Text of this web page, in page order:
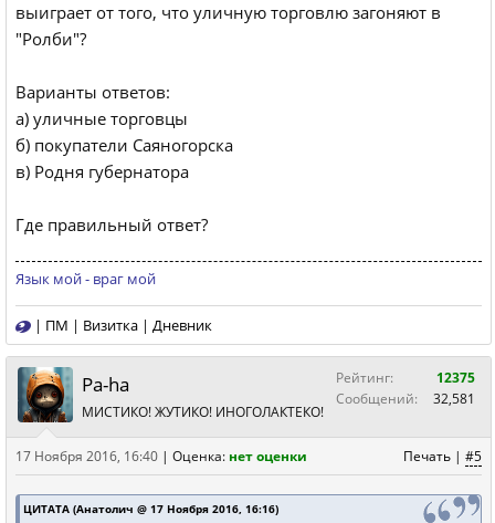
выиграет от того, что уличную торговлю загоняют в
"Ролби"?
Варианты ответов:
а) уличные торговцы
б) покупатели Саяногорска
в) Родня губернатора
Где правильный ответ?
Язык мой - враг мой
| ПМ | Визитка | Дневник
Pa-ha
МИСТИКО! ЖУТИКО! ИНОГОЛАКТЕКО!
Рейтинг:
12375
Сообщений:
32,581
Печать | #5
17 Ноября 2016, 16:40 | Оценка: нет оценки
ЦИТАТА (Анатолич @ 17 Ноября 2016, 16:16)